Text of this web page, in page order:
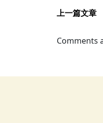
上一篇文章
Comments